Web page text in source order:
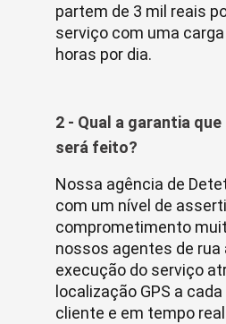
partem de 3 mil reais
serviço com uma
horas por dia.
2 - Qual a garantia
será feito?
Nossa agência de
com um nível de
comprometimento
nossos agentes de
execução do serviço
localização GPS a
cliente e em tempo